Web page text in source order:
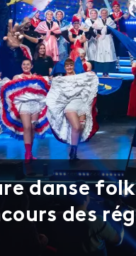
danse
des